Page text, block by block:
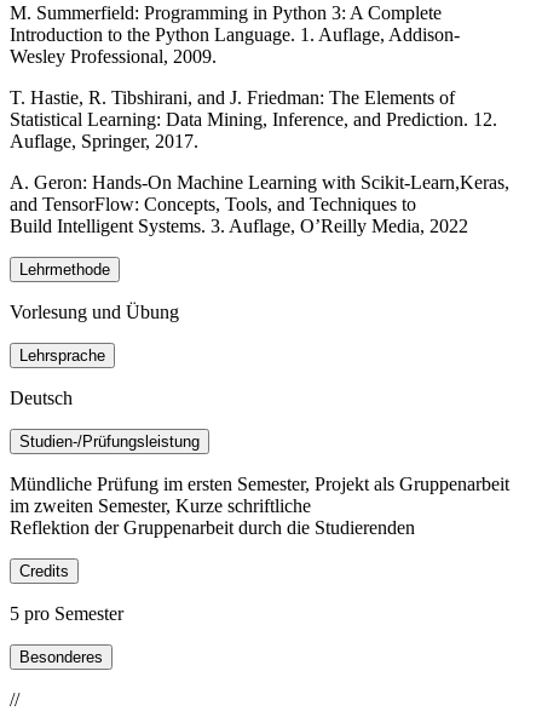
M. Summerfield: Programming in Python 3: A Complete
Introduction to the Python Language. 1. Auflage, Addison-
Wesley Professional, 2009.
T. Hastie, R. Tibshirani, and J. Friedman: The Elements of
Statistical Learning: Data Mining, Inference, and Prediction. 12.
Auflage, Springer, 2017.
A. Geron: Hands-On Machine Learning with Scikit-Learn,Keras,
and TensorFlow: Concepts, Tools, and Techniques to
Build Intelligent Systems. 3. Auflage, O’Reilly Media, 2022
Lehrmethode
Vorlesung und Übung
Lehrsprache
Deutsch
Studien-/Prüfungsleistung
Mündliche Prüfung im ersten Semester, Projekt als Gruppenarbeit
im zweiten Semester, Kurze schriftliche
Reflektion der Gruppenarbeit durch die Studierenden
Credits
5 pro Semester
Besonderes
//